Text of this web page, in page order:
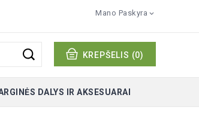
Mano Paskyra 
KREPŠELIS (0)
DALYS IR AKSESUARAI